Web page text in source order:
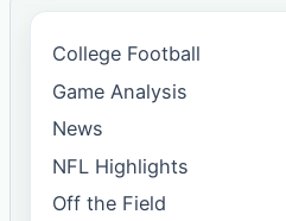
College Football
Game Analysis
News
NFL Highlights
Off the Field